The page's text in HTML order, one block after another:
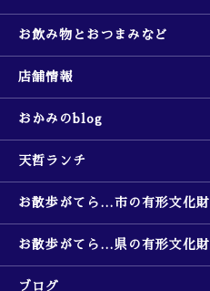
お飲み物とおつまみなど
店舗情報
おかみのblog
天哲ランチ
お散歩がてら…市の有形文化財
お散歩がてら…県の有形文化財
ブログ